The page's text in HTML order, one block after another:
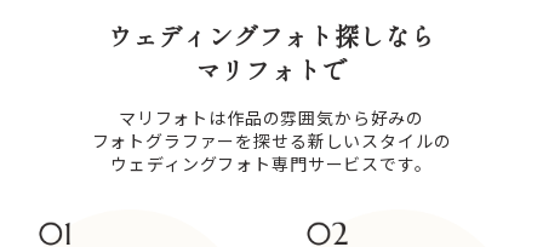
ウェディングフォト探しなら
マリフォトで
マリフォトは作品の雰囲気から好みの
フォトグラファーを探せる新しいスタイルの
ウェディングフォト専門サービスです。